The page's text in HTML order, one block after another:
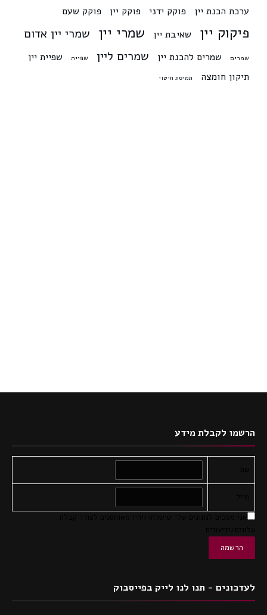
ערכת הכנת יין פוקק ידני פוקק יין פוקק שעם
פיקוק יין שאיבת יין שמרי יין שמרי יין אדום
שמרים שמרים להכנת יין שמרים ליין שפייה
שפיית יין
תיקון חומצה
תמיסת חיטוי
הרשמו לקבלת מידע
לעדכונים - תנו לנו לייק בפייסבוק